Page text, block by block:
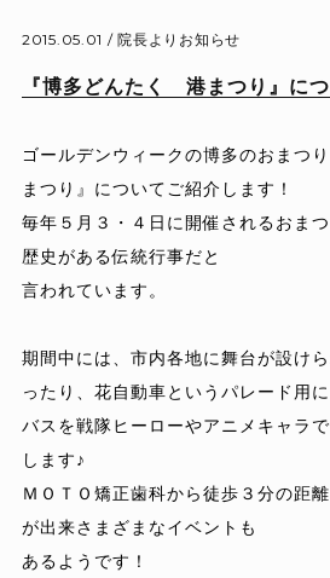
2015.05.01 /院長よりお知らせ
『博多どんたく 港まつり』に
ゴールデンウィークの博多のおまつ
まつり』についてご紹介します！
毎年５月３・４日に開催されるおま
歴史がある伝統行事だと
言われています。
期間中には、市内各地に舞台が設け
ったり、花自動車というパレード用に
バスを戦隊ヒーローやアニメキャラ
します♪
ＭＯＴＯ矯正歯科から徒歩３分の距
が出来さまざまなイベントも
あるようです！